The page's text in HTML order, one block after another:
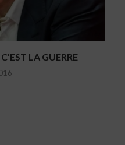
LA GUERRE